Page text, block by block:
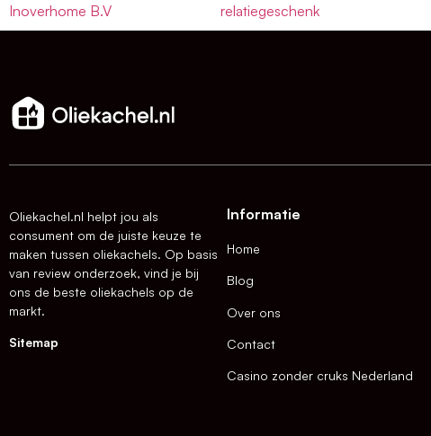
Inoverhome B.V
relatiegeschenk
Oliekachel.nl helpt jou als
consument om de juiste keuze te
maken tussen oliekachels. Op basis
van review onderzoek, vind je bij
ons de beste oliekachels op de
markt.
Sitemap
Informatie
Home
Blog
Over ons
Contact
Casino zonder cruks Nederland